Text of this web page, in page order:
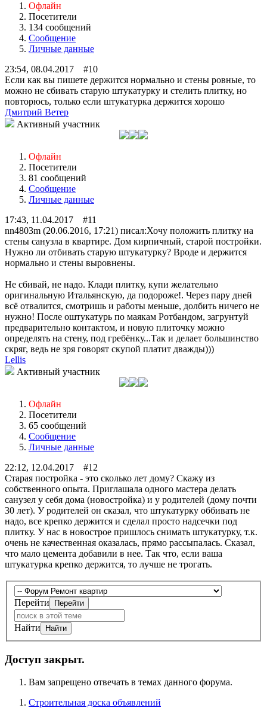
Офлайн
Посетители
134 сообщений
Сообщение
Личные данные
23:54, 08.04.2017 #10
Если как вы пишете держится нормально и стены ровные, то
можно не сбивать старую штукатурку и стелить плитку, но
повторюсь, только если штукатурка держится хорошо
Дмитрий Ветер
Активный участник
Офлайн
Посетители
81 сообщений
Сообщение
Личные данные
17:43, 11.04.2017 #11
nn4803m (20.06.2016, 17:21) писал:Хочу положить плитку на
стены санузла в квартире. Дом кирпичный, старой постройки.
Нужно ли отбивать старую штукатурку? Вроде и держится
нормально и стены выровнены.
Не сбивай, не надо. Клади плитку, купи желательно
оригинальную Итальянскую, да подороже!. Через пару дней
всё отвалится, смотришь и работы меньше, долбить ничего не
нужно! После оштукатурь по маякам Ротбандом, загрунтуй
предварительно контактом, и новую плиточку можно
определять на стену, под гребёнку...Так и делает большинство
скряг, ведь не зря говорят скупой платит дважды)))
Lellis
Активный участник
Офлайн
Посетители
65 сообщений
Сообщение
Личные данные
22:12, 12.04.2017 #12
Старая постройка - это сколько лет дому? Скажу из
собственного опыта. Приглашала одного мастера делать
санузел у себя дома (новостройка) и у родителей (дому почти
30 лет). У родителей он сказал, что штукатурку оббивать не
надо, все крепко держится и сделал просто надсечки под
плитку. У нас в новострое пришлось снимать штукатурку, т.к.
очень не качественная оказалась, прямо рассыпалась. Сказал,
что мало цемента добавили в нее. Так что, если ваша
штукатурка крепко держится, то лучше не трогать.
Перейти
Найти
Доступ закрыт.
Вам запрещено отвечать в темах данного форума.
Строительная доска объявлений